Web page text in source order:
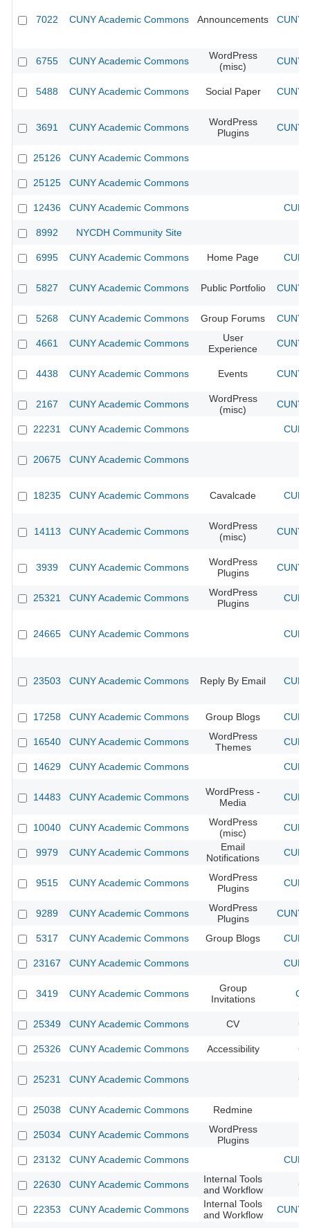
7022 CUNY Academic Commons Announcements CUNY
6755 CUNY Academic Commons
WordPress
(misc)
CUNY
5488 CUNY Academic Commons Social Paper CUNY
3691 CUNY Academic Commons
WordPress
Plugins
CUNY
25126 CUNY Academic Commons
25125 CUNY Academic Commons
12436 CUNY Academic Commons
8992 NYCDH Community Site
6995 CUNY Academic Commons Home Page
5827 CUNY Academic Commons Public Portfolio CUNY
5268 CUNY Academic Commons Group Forums CUNY
4661 CUNY Academic Commons
User
Experience
CUNY
4438 CUNY Academic Commons Events CUNY
2167 CUNY Academic Commons
WordPress
(misc)
CUNY
22231 CUNY Academic Commons
20675 CUNY Academic Commons
18235 CUNY Academic Commons Cavalcade
14113 CUNY Academic Commons
WordPress
(misc)
CUNY
3939 CUNY Academic Commons
WordPress
Plugins
CUNY
25321 CUNY Academic Commons
WordPress
Plugins
24665 CUNY Academic Commons
23503 CUNY Academic Commons Reply By Email
17258 CUNY Academic Commons Group Blogs
16540 CUNY Academic Commons
WordPress
Themes
14629 CUNY Academic Commons
14483 CUNY Academic Commons
WordPress -
Media
10040 CUNY Academic Commons
WordPress
(misc)
9979 CUNY Academic Commons
Email
Notifications
9515 CUNY Academic Commons
WordPress
Plugins
9289 CUNY Academic Commons
WordPress
Plugins
CUNY
5317 CUNY Academic Commons Group Blogs
23167 CUNY Academic Commons
3419 CUNY Academic Commons
Group
Invitations
25349 CUNY Academic Commons CV
25326 CUNY Academic Commons Accessibility
25231 CUNY Academic Commons
25038 CUNY Academic Commons Redmine
25034 CUNY Academic Commons
WordPress
Plugins
23132
CUNY Academic Commons
22630 CUNY Academic Commons
Internal Tools
and Workflow
22353 CUNY Academic Commons
Internal Tools
and Workflow
CUNY